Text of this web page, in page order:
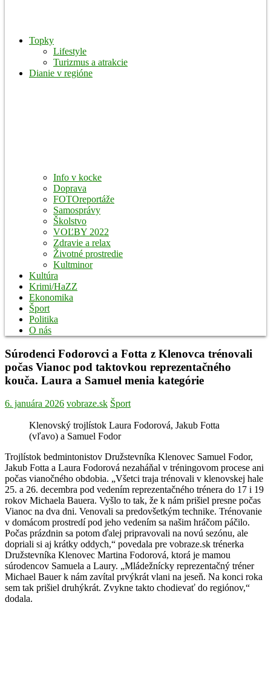
Topky
Lifestyle
Turizmus a atrakcie
Dianie v regióne
Info v kocke
Doprava
FOTOreportáže
Samosprávy
Školstvo
VOĽBY 2022
Zdravie a relax
Životné prostredie
Kultminor
Kultúra
Krimi/HaZZ
Ekonomika
Šport
Politika
O nás
Súrodenci Fodorovci a Fotta z Klenovca trénovali
počas Vianoc pod taktovkou reprezentačného
kouča. Laura a Samuel menia kategórie
6. januára 2026 vobraze.sk Šport
Klenovský trojlístok Laura Fodorová, Jakub Fotta
(vľavo) a Samuel Fodor
Trojlístok bedmintonistov Družstevníka Klenovec Samuel Fodor,
Jakub Fotta a Laura Fodorová nezaháňal v tréningovom procese ani
počas vianočného obdobia. „Všetci traja trénovali v klenovskej hale
25. a 26. decembra pod vedením reprezentačného trénera do 17 i 19
rokov Michaela Bauera. Vyšlo to tak, že k nám prišiel presne počas
Vianoc na dva dni. Venovali sa predovšetkým technike. Trénovanie
v domácom prostredí pod jeho vedením sa našim hráčom páčilo.
Počas prázdnin sa potom ďalej pripravovali na novú sezónu, ale
dopriali si aj krátky oddych,“ povedala pre vobraze.sk trénerka
Družstevníka Klenovec Martina Fodorová, ktorá je mamou
súrodencov Samuela a Laury. „Mládežnícky reprezentačný tréner
Michael Bauer k nám zavítal prvýkrát vlani na jeseň. Na konci roka
sem tak prišiel druhýkrát. Zvykne takto chodievať do regiónov,“
dodala.